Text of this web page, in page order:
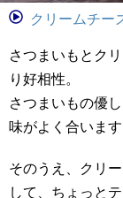
クリームチー
さつまいもとク
り好相性。
さつまいもの優
味がよく合います
そのうえ、クリ
して、ちょっと